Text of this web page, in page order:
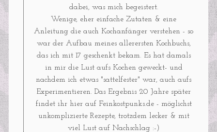
dabei, was mich begeistert.
Wenige, eher einfache Zutaten & eine
Anleitung die auch Kochanfänger verstehen - so
war der Aufbau meines allerersten Kochbuchs,
das ich mit 17 geschenkt bekam. Es hat damals
in mir die Lust aufs Kochen geweckt- und
nachdem ich etwas "sattelfester" war, auch aufs
Experimentieren. Das Ergebnis 20 Jahre später
findet ihr hier auf Feinkostpunks.de - möglichst
unkomplizierte Rezepte, trotzdem lecker & mit
viel Lust auf Nachschlag :-)